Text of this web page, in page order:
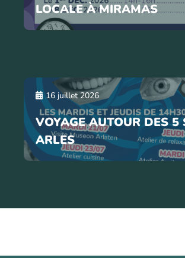
LOCALE À MIRAMAS
16 juillet 2026
VOYAGE AUTOUR DES 5
ARLES